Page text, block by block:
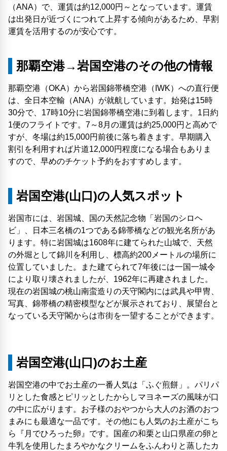
（ANA）で、運賃は約12,000円～となっています。運賃
は出発日が近づくにつれて上昇する傾向があるため、早割
運賃を活用するのが安心です。
那覇空港→岩国空港のその他の情報
那覇空港（OKA）から岩国錦帯橋空港（IWK）への直行便
は、全日本空輸（ANA）が就航しています。始発は15時
30分で、17時10分に岩国錦帯橋空港に到着します。1日約
1便のフライトです。7～8月の運賃は約25,000円と高めで
すが、冬場は約15,000円前後に落ち着きます。早期購入
割引を利用すれば片道12,000円程度になる場合もありま
すので、早めのチケット予約をおすすめします。
岩国空港(山口)の人気スポット
岩国市には、岩国城、国の天然記念物「岩国のシロヘ
ビ」、日本三名橋の1つである錦帯橋などの観光名所があ
ります。特に岩国城は1608年に建てられた山城で、天然
の外堀として錦川を利用し、標高約200メートルの場所に
位置していました。また建てられて7年後には一国一城令
により取り壊されましたが、1962年に再建されました。
現在の岩国城の桃山南蛮造りの天守閣内には武具や甲冑、
写真、錦帯橋の精密模型などが展示されており、展望台と
なっている天守閣からは市街を一望することができます。
岩国空港(山口)のお土産
岩国空港の中でお土産の一番人気は「ふぐ煎餅」。パリパ
リとした食感とピリッとしたからしマヨネーズの風味が口
の中に広がります。お子様のおやつから大人のお酒のおつ
まみにも最適な一品です。その他にも人気のお土産がこち
ら『月でひろった卵』です。国産の和栗と山口県産の卵と
牛乳を使用したまろやかなクリームをふんわりと蒸したカ